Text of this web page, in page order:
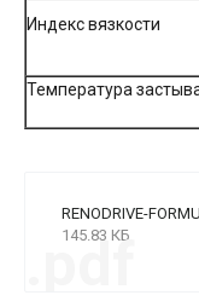
Индекс вязкости
Температура
RENODRIVE-
145.83 КБ
.pdf